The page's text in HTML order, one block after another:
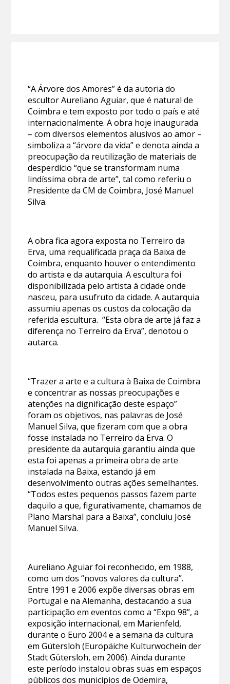
“A Árvore dos Amores” é da autoria do
escultor Aureliano Aguiar, que é natural de
Coimbra e tem exposto por todo o país e até
internacionalmente. A obra hoje inaugurada
– com diversos elementos alusivos ao amor –
simboliza a “árvore da vida” e denota ainda a
preocupação da reutilização de materiais de
desperdício “que se transformam numa
lindíssima obra de arte”, tal como referiu o
Presidente da CM de Coimbra, José Manuel
Silva.
A obra fica agora exposta no Terreiro da
Erva, uma requalificada praça da Baixa de
Coimbra, enquanto houver o entendimento
do artista e da autarquia. A escultura foi
disponibilizada pelo artista à cidade onde
nasceu, para usufruto da cidade. A autarquia
assumiu apenas os custos da colocação da
referida escultura. “Esta obra de arte já faz a
diferença no Terreiro da Erva”, denotou o
autarca.
“Trazer a arte e a cultura à Baixa de Coimbra
e concentrar as nossas preocupações e
atenções na dignificação deste espaço”
foram os objetivos, nas palavras de José
Manuel Silva, que fizeram com que a obra
fosse instalada no Terreiro da Erva. O
presidente da autarquia garantiu ainda que
esta foi apenas a primeira obra de arte
instalada na Baixa, estando já em
desenvolvimento outras ações semelhantes.
“Todos estes pequenos passos fazem parte
daquilo a que, figurativamente, chamamos de
Plano Marshal para a Baixa”, concluiu José
Manuel Silva.
Aureliano Aguiar foi reconhecido, em 1988,
como um dos “novos valores da cultura”.
Entre 1991 e 2006 expõe diversas obras em
Portugal e na Alemanha, destacando a sua
participação em eventos como a “Expo 98”, a
exposição internacional, em Marienfeld,
durante o Euro 2004 e a semana da cultura
em Gütersloh (Europäiche Kulturwochein der
Stadt Gütersloh, em 2006). Ainda durante
este período instalou obras suas em espaços
públicos dos municípios de Odemira,